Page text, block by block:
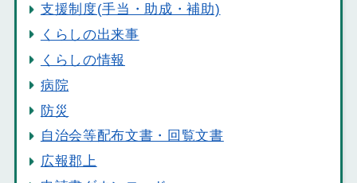
支援制度(手当・助成・補助)
くらしの出来事
くらしの情報
病院
防災
自治会等配布文書・回覧文書
広報郡上